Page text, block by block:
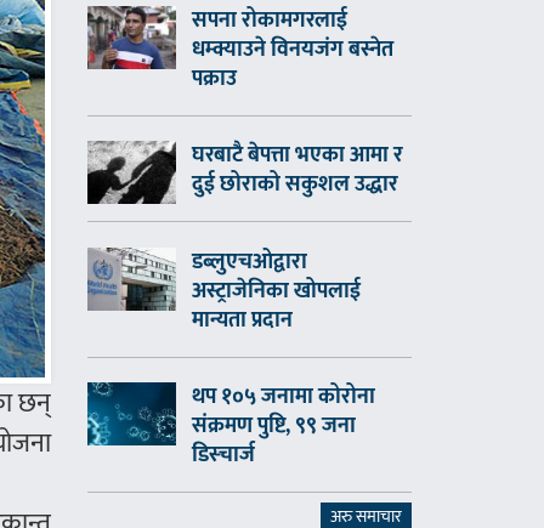
छन्
सपना रोकामगरलाई
धम्क्याउने विनयजंग बस्नेत
पक्राउ
घरबाटै बेपत्ता भएका आमा र
दुई छोराको सकुशल उद्धार
डब्लुएचओद्वारा
अस्ट्राजेनिका खोपलाई
मान्यता प्रदान
थप १०५ जनामा कोरोना
संक्रमण पुष्टि, ९९ जना
डिस्चार्ज
अरु समाचार